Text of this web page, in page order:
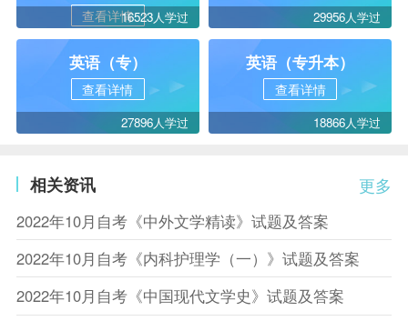
查看详情16523人学过 29956人学过
英语（专）
查看详情
27896人学过
英语（专升本）
查看详情
18866人学过
更多
相关资讯
2022年10月自考《中外文学精读》试题及答案
2022年10月自考《内科护理学（一）》试题及答案
2022年10月自考《中国现代文学史》试题及答案